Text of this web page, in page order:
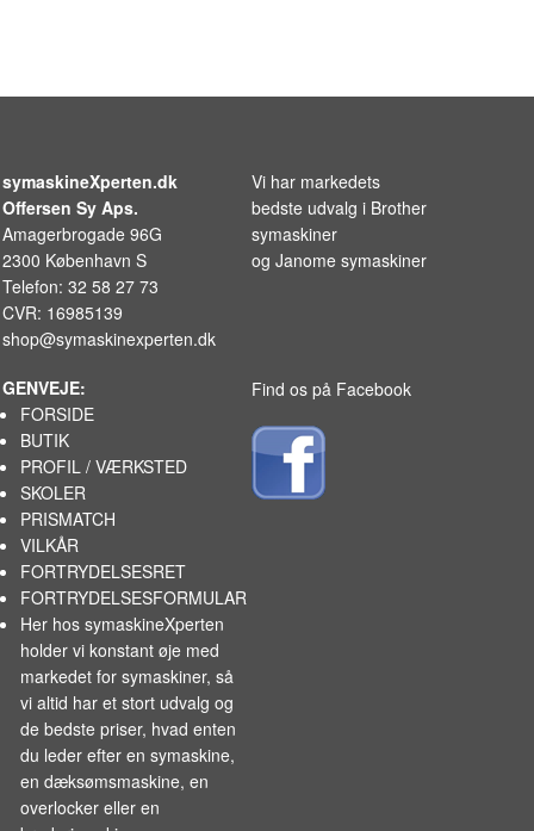
symaskineXperten.dk
Offersen Sy Aps.
Amagerbrogade 96G
2300 København S
Telefon: 32 58 27 73
CVR: 16985139
shop@symaskinexperten.dk
Vi har markedets
bedste udvalg i Brother
symaskiner
og Janome symaskiner
GENVEJE:
FORSIDE
BUTIK
PROFIL / VÆRKSTED
SKOLER
PRISMATCH
VILKÅR
FORTRYDELSESRET
FORTRYDELSESFORMULAR
Her hos symaskineXperten
holder vi konstant øje med
markedet forsymaskiner, så
vi altid har et stort udvalg og
de bedste priser, hvad enten
du leder efter en symaskine,
en dæksømsmaskine, en
overlocker eller en
Find os på Facebook